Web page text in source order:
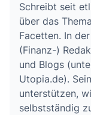
Schreibt seit
über das
Facetten. In
(Finanz-)
und Blogs
Utopia.de).
unterstützen,
selbstständig